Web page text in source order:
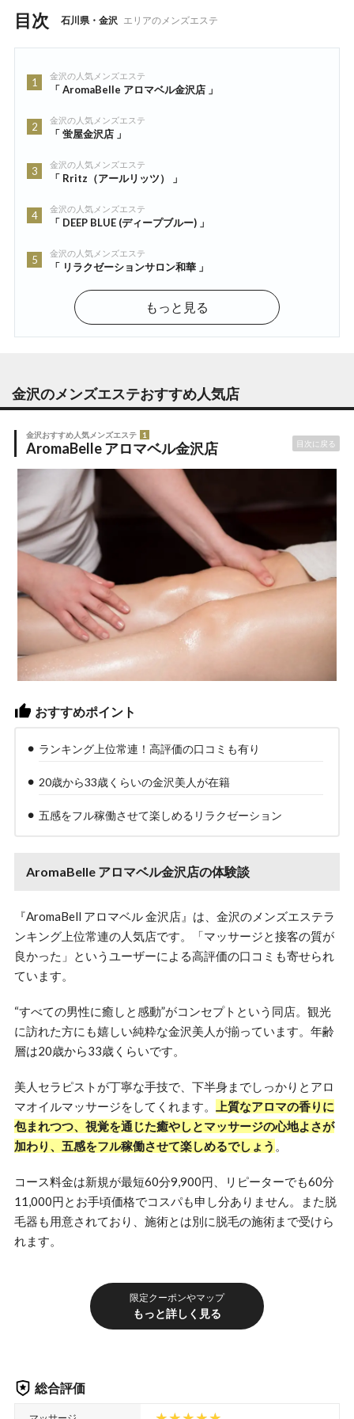
目次 石川県・金沢 エリアのメンズエステ
1
金沢の人気メンズエステ
「 AromaBelle アロマベル金沢店 」
2
金沢の人気メンズエステ
「 蛍屋金沢店 」
3
金沢の人気メンズエステ
「 Rritz（アールリッツ） 」
4
金沢の人気メンズエステ
「 DEEP BLUE (ディープブルー) 」
5
金沢の人気メンズエステ
「 リラクゼーションサロン和華 」
もっと見る
金沢のメンズエステおすすめ人気店
金沢おすすめ人気メンズエステ 1
AromaBelle アロマベル金沢店 目次に戻る
おすすめポイント
ランキング上位常連！高評価の口コミも有り
20歳から33歳くらいの金沢美人が在籍
五感をフル稼働させて楽しめるリラクゼーション
AromaBelle アロマベル金沢店の体験談
『AromaBell アロマベル 金沢店』は、金沢のメンズエステラ
ンキング上位常連の人気店です。「マッサージと接客の質が
良かった」というユーザーによる高評価の口コミも寄せられ
ています。
“すべての男性に癒しと感動”がコンセプトという同店。観光
に訪れた方にも嬉しい純粋な金沢美人が揃っています。年齢
層は20歳から33歳くらいです。
美人セラピストが丁寧な手技で、下半身までしっかりとアロ
マオイルマッサージをしてくれます。
上質なアロマの香りに
包まれつつ、視覚を通じた癒やしとマッサージの心地よさが
加わり、五感をフル稼働させて楽しめるでしょう 。
コース料金は新規が最短60分9,900円、リピーターでも60分
11,000円とお手頃価格でコスパも申し分ありません。また脱
毛器も用意されており、施術とは別に脱毛の施術まで受けら
れます。
限定クーポンやマップ
もっと詳しく見る
総合評価